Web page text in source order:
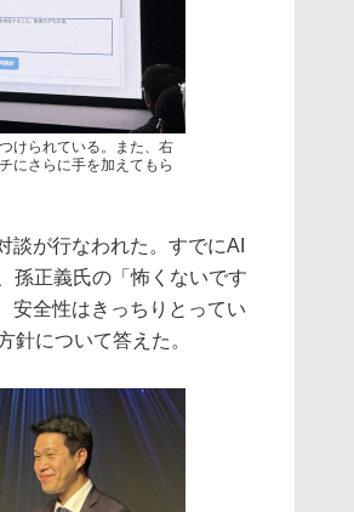
けられている。また、右
にさらに手を加えてもら
が行なわれた。すでにAI
孫正義氏の「怖くないです
安全性はきっちりとってい
針について答えた。